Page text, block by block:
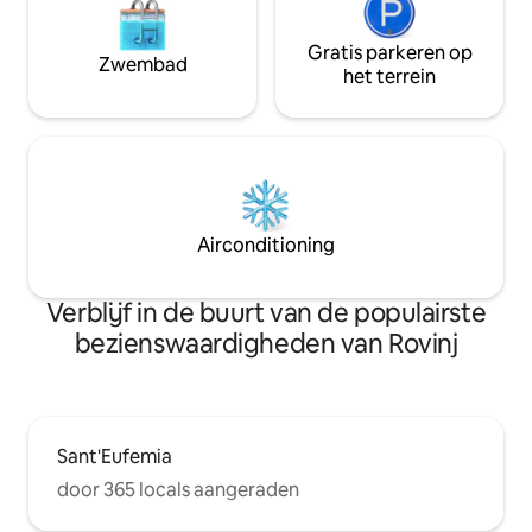
Zwembad
Gratis parkeren op
het terrein
Airconditioning
Verblijf in de buurt van de populairste
bezienswaardigheden van Rovinj
Sant'Eufemia
door 365 locals aangeraden